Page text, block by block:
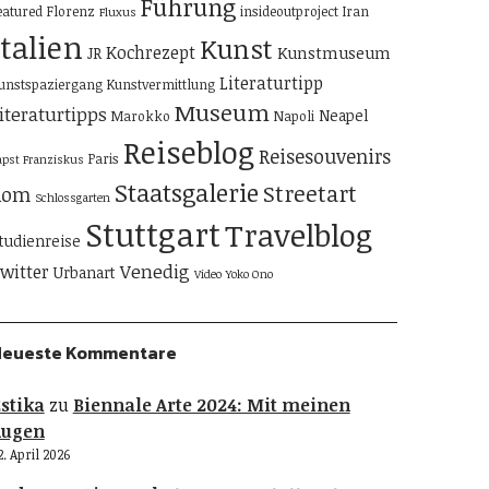
Florenz Fluxus Führung insideoutproject Iran
JR Kochrezept Kunst Kunstmuseum
Kunstvermittlung Literaturtipp
Marokko Museum Napoli Neapel
Franziskus Paris Reiseblog Reisesouvenirs
Schlossgarten Staatsgalerie Streetart
StuttgartTravelblog
Urbanart Venedig Video Yoko Ono
Kommentare
zu Biennale Arte 2024: Mit meinen
April 2026